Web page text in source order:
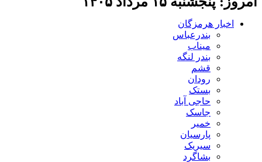
اخبار هرمزگان
بندرعباس
میناب
بندر لنگه
قشم
رودان
بستک
حاجی آباد
جاسک
خمیر
پارسیان
سیریک
بشاگرد